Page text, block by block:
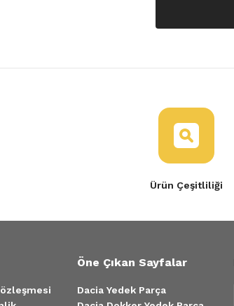
Ürün Çeşitliliği
Öne Çıkan Sayfalar
Dacia Yedek Parça